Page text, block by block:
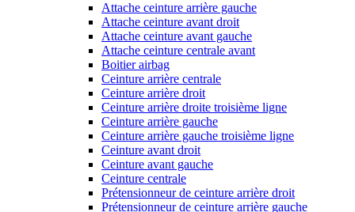
Attache ceinture arrière gauche
Attache ceinture avant droit
Attache ceinture avant gauche
Attache ceinture centrale avant
Boitier airbag
Ceinture arrière centrale
Ceinture arrière droit
Ceinture arrière droite troisième ligne
Ceinture arrière gauche
Ceinture arrière gauche troisième ligne
Ceinture avant droit
Ceinture avant gauche
Ceinture centrale
Prétensionneur de ceinture arrière droit
Prétensionneur de ceinture arrière gauche